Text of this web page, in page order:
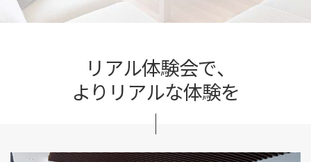
リアル体験会で、
よりリアルな体験を